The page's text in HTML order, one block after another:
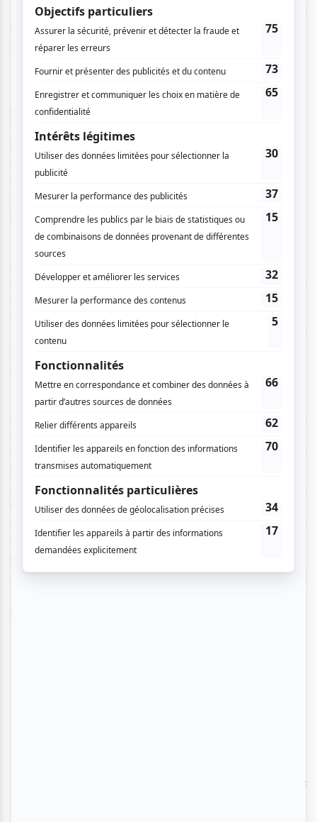
Khaled et à transmettre beaucoup d’émotions en
interprétant, à sa manière, « S.O.S d’un terrien en détresse
» de Daniel Balavoine.
Puis, Kendji Girac est entré sur scène, accompagné de ses
musiciens après cette première partie très sympathique.
Vêtu d’une chemise exotique rosée à motifs de palmiers et
interprétant « Me Quemo », où il précise « Et j'ai toujours le
cœur en été / Comme une étincelle à mes côtés / Comme
un feu qui me colle à la peau » : autant vous dire que nous
avons rapidement oublié l’hiver pour nous transporter en
pleine soirée d’été !
amoureuses et familiales (nous avons appris que la passion
de la musique lui venait de son père qui chantait au coin de
feu lorsqu’il était enfant), il a alors été rejoint par Ginette
Reno pour interpréter un duo très émouvant de « Je serai là
était debout.
C’est accompagné d’un batteur, d’un pianiste et d’un
guitariste, qu’ils ont continué ce concert très agréable, aux
sonorités gitanes et aux airs dansants. Le guitariste qui
l'accompagnait était extrêmement talentueux et nous
avons pris un grand plaisir à les voir s'amuser, guitares à la
main, en improvisant des rythmes de flamenco. Plusieurs
chansons ont fait danser toute la salle, comme « Tu y yo »
ou encore « Mi amor » où les consonances espagnoles
nous transportaient mentalement sur des plages
ensoleillées. Enfin, c’est après un rappel que Kendji Girac
pouvoir réunir à la fois de jeunes adolescents avec